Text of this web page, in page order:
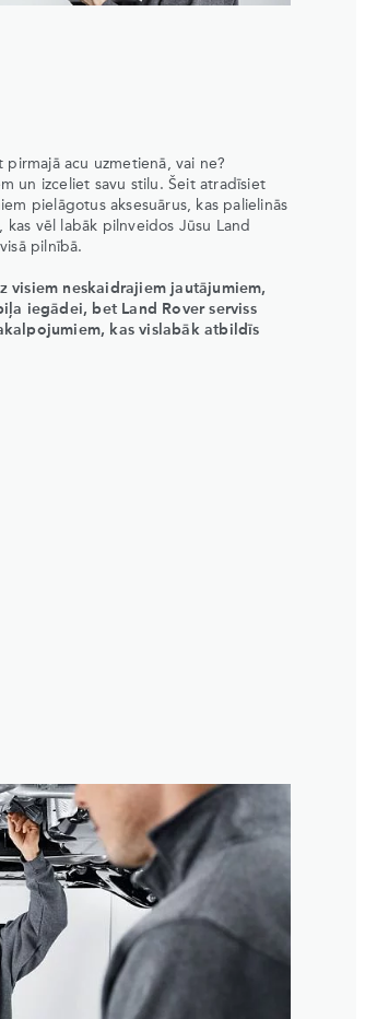
acu uzmetienā, vai ne?
un izceliet savu stilu. Šeit atradīsiet
pielāgotus aksesuārus, kas palielinās
vēl labāk pilnveidos Jūsu Land
pilnībā.
visiem neskaidrajiem jautājumiem,
iegādei, bet Land Rover serviss
kas vislabāk atbildīs